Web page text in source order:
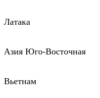
Латака
Азия Юго-Восточная
Вьетнам